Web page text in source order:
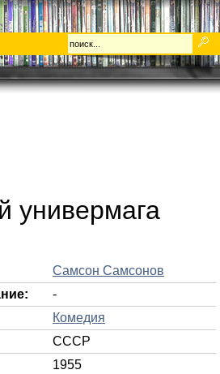
универмага
Самсон Самсонов
-
Комедия
СССР
1955